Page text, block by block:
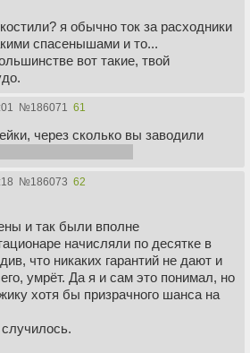
я обычно ток за расходники
спасенышами и то...
вот такие, твой
№186071 61
через сколько вы заводили
№186073 62
и так были вполне
начисляли по десятке в
что никаких гарантий не дают и
умрёт. Да я и сам это понимал, но
хотя бы призрачного шанса на